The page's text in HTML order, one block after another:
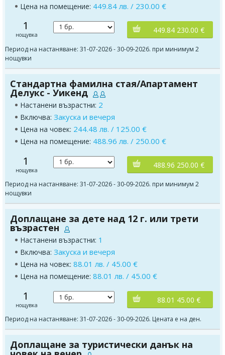
Цена на помещение: 449.84 лв. / 230.00 €
1
нощувка
449.84 230.00 €
Период на настаняване: 31-07-2026 - 30-09-2026. при минимум 2
нощувки
Стандартна фамилна стая/Апартамент
Делукс - Уикенд
Настанени възрастни: 2
Включва: Закуска и вечеря
Цена на човек: 244.48 лв. / 125.00 €
Цена на помещение: 488.96 лв. / 250.00 €
1
нощувка
488.96 250.00 €
Период на настаняване: 31-07-2026 - 30-09-2026. при минимум 2
нощувки
Доплащане за дете над 12 г. или трети
възрастен
Настанени възрастни: 1
Включва: Закуска и вечеря
Цена на човек: 88.01 лв. / 45.00 €
Цена на помещение: 88.01 лв. / 45.00 €
1
нощувка
88.01 45.00 €
Период на настаняване: 31-07-2026 - 30-09-2026. Цената е на ден.
Доплащане за туристически данък на